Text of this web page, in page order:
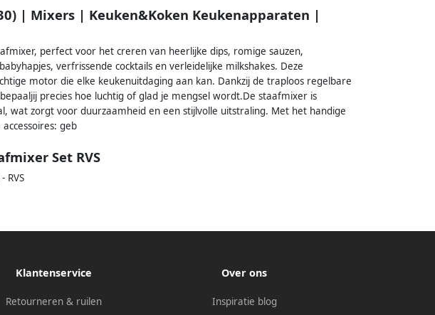
| Mixers | Keuken&Koken Keukenapparaten |
perfect voor het creren van heerlijke dips, romige sauzen,
verfrissende cocktails en verleidelijke milkshakes. Deze
motor die elke keukenuitdaging aan kan. Dankzij de traploos regelbare
precies hoe luchtig of glad je mengsel wordt.De staafmixer is
wat zorgt voor duurzaamheid en een stijlvolle uitstraling. Met het handige
geb
Set RVS
RVS
Klantenservice
Retourneren & ruilen
Over ons
Inspiratie blog